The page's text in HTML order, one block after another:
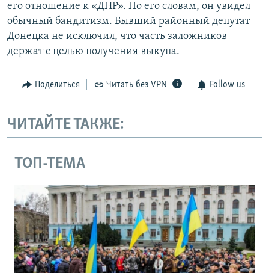
его отношение к «ДНР». По его словам, он увидел
обычный бандитизм. Бывший районный депутат
Донецка не исключил, что часть заложников
держат с целью получения выкупа.
Поделиться Читать без VPN Follow us
ЧИТАЙТЕ ТАКЖЕ:
ТОП-ТЕМА